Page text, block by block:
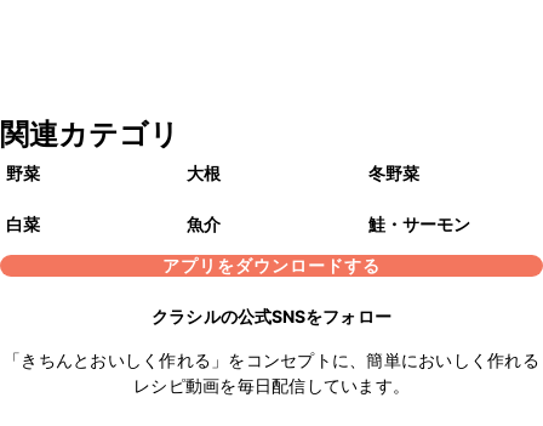
関連カテゴリ
野菜 大根 冬野菜
白菜 魚介
鮭・サーモン
アプリをダウンロードする
クラシルの公式SNSをフォロー
「きちんとおいしく作れる」をコンセプトに、簡単においしく作れる
レシピ動画を毎日配信しています。